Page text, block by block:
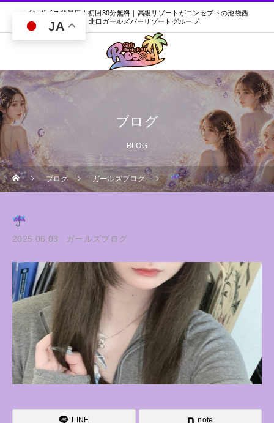
インボイス登録店｜初回30分無料｜高級リゾートがコンセプトの池袋西
口・北口ガールズバーリゾートグループ
ブログ
BLOG
ブログ ガールズブログ
2025.06.03 ガールズブログ
LINE note
JA